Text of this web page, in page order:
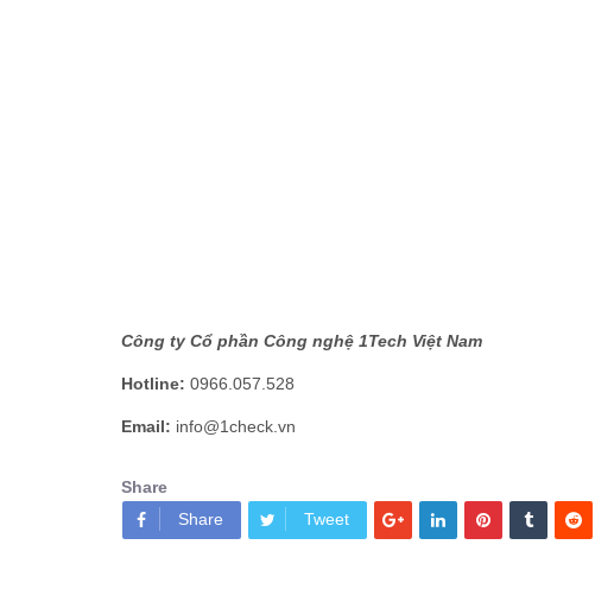
Công ty Cổ phần Công nghệ 1Tech Việt Nam
Hotline: 0966.057.528
Email: info@1check.vn
Share
Share
Tweet